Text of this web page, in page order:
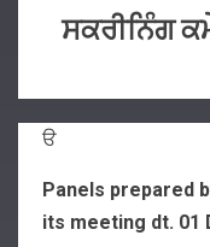
ਸਕਰੀਨਿੰਗ
ੳ
Panels prepared
its meeting dt. 01